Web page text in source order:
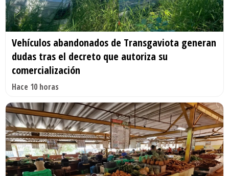
Vehículos abandonados de Transgaviota generan
dudas tras el decreto que autoriza su
comercialización
Hace 10 horas